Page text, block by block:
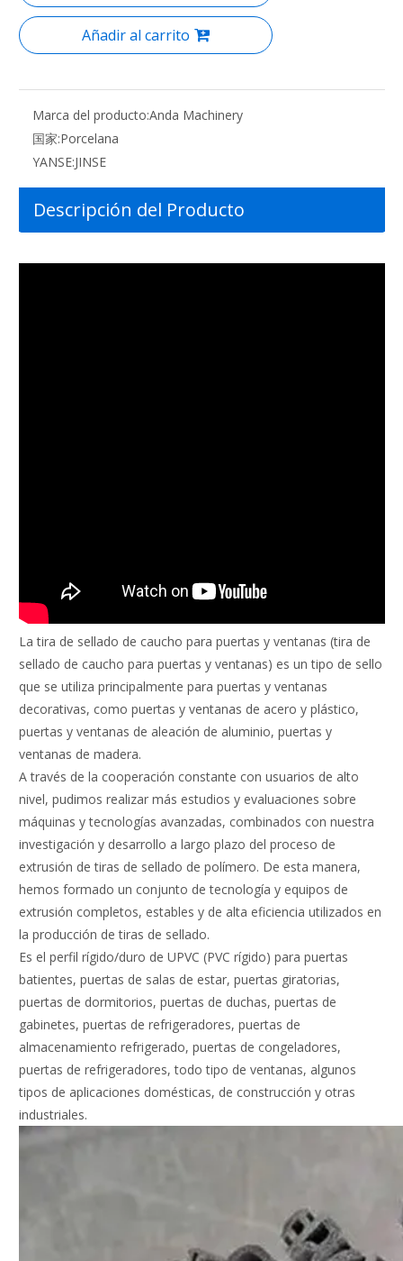
Añadir al carrito
Marca del producto:Anda Machinery
国家:Porcelana
YANSE:JINSE
Descripción del Producto
La tira de sellado de caucho para puertas y ventanas (tira de
sellado de caucho para puertas y ventanas) es un tipo de sello
que se utiliza principalmente para puertas y ventanas
decorativas, como puertas y ventanas de acero y plástico,
puertas y ventanas de aleación de aluminio, puertas y
ventanas de madera.
A través de la cooperación constante con usuarios de alto
nivel, pudimos realizar más estudios y evaluaciones sobre
máquinas y tecnologías avanzadas, combinados con nuestra
investigación y desarrollo a largo plazo del proceso de
extrusión de tiras de sellado de polímero. De esta manera,
hemos formado un conjunto de tecnología y equipos de
extrusión completos, estables y de alta eficiencia utilizados en
la producción de tiras de sellado.
Es el perfil rígido/duro de UPVC (PVC rígido) para puertas
batientes, puertas de salas de estar, puertas giratorias,
puertas de dormitorios, puertas de duchas, puertas de
gabinetes, puertas de refrigeradores, puertas de
almacenamiento refrigerado, puertas de congeladores,
puertas de refrigeradores, todo tipo de ventanas, algunos
tipos de aplicaciones domésticas, de construcción y otras
industriales.